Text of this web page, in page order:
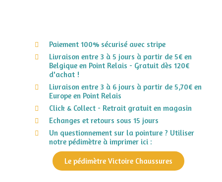
Paiement 100% sécurisé avec stripe
Livraison entre 3 à 5 jours à partir de 5€ en
Belgique en Point Relais - Gratuit dès 120€
d'achat !
Livraison entre 3 à 6 jours à partir de 5,70€ en
Europe en Point Relais
Click & Collect - Retrait gratuit en magasin
Echanges et retours sous 15 jours
Un questionnement sur la pointure ? Utiliser
notre pédimètre à imprimer ici :
Le pédimètre Victoire Chaussures